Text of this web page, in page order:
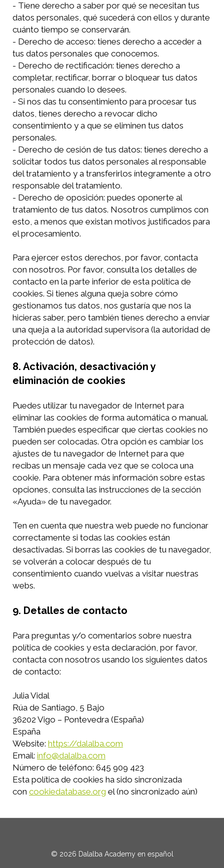
- Tiene derecho a saber por qué se necesitan tus
datos personales, qué sucederá con ellos y durante
cuánto tiempo se conservarán.
- Derecho de acceso: tienes derecho a acceder a
tus datos personales que conocemos.
- Derecho de rectificación: tienes derecho a
completar, rectificar, borrar o bloquear tus datos
personales cuando lo desees.
- Si nos das tu consentimiento para procesar tus
datos, tienes derecho a revocar dicho
consentimiento y a que se eliminen tus datos
personales.
- Derecho de cesión de tus datos: tienes derecho a
solicitar todos tus datos personales al responsable
del tratamiento y a transferirlos íntegramente a otro
responsable del tratamiento.
- Derecho de oposición: puedes oponerte al
tratamiento de tus datos. Nosotros cumplimos con
esto, a menos que existan motivos justificados para
el procesamiento.
Para ejercer estos derechos, por favor, contacta
con nosotros. Por favor, consulta los detalles de
contacto en la parte inferior de esta política de
cookies. Si tienes alguna queja sobre cómo
gestionamos tus datos, nos gustaría que nos la
hicieras saber, pero también tienes derecho a enviar
una queja a la autoridad supervisora (la autoridad de
protección de datos).
8. Activación, desactivación y
eliminación de cookies
Puedes utilizar tu navegador de Internet para
eliminar las cookies de forma automática o manual.
También puedes especificar que ciertas cookies no
pueden ser colocadas. Otra opción es cambiar los
ajustes de tu navegador de Internet para que
recibas un mensaje cada vez que se coloca una
cookie. Para obtener más información sobre estas
opciones, consulta las instrucciones de la sección
«Ayuda» de tu navegador.
Ten en cuenta que nuestra web puede no funcionar
correctamente si todas las cookies están
desactivadas. Si borras las cookies de tu navegador,
se volverán a colocar después de tu
consentimiento cuando vuelvas a visitar nuestras
webs.
9. Detalles de contacto
Para preguntas y/o comentarios sobre nuestra
política de cookies y esta declaración, por favor,
contacta con nosotros usando los siguientes datos
de contacto:
Julia Vidal
Rúa de Santiago, 5 Bajo
36202 Vigo – Pontevedra (España)
España
Website: https://dalalba.com
Email: info@dalalba.com
Número de teléfono: 645 909 423
Esta política de cookies ha sido sincronizada
con cookiedatabase.org el (no sincronizado aún)
© 2026 Dalalba Academy en español